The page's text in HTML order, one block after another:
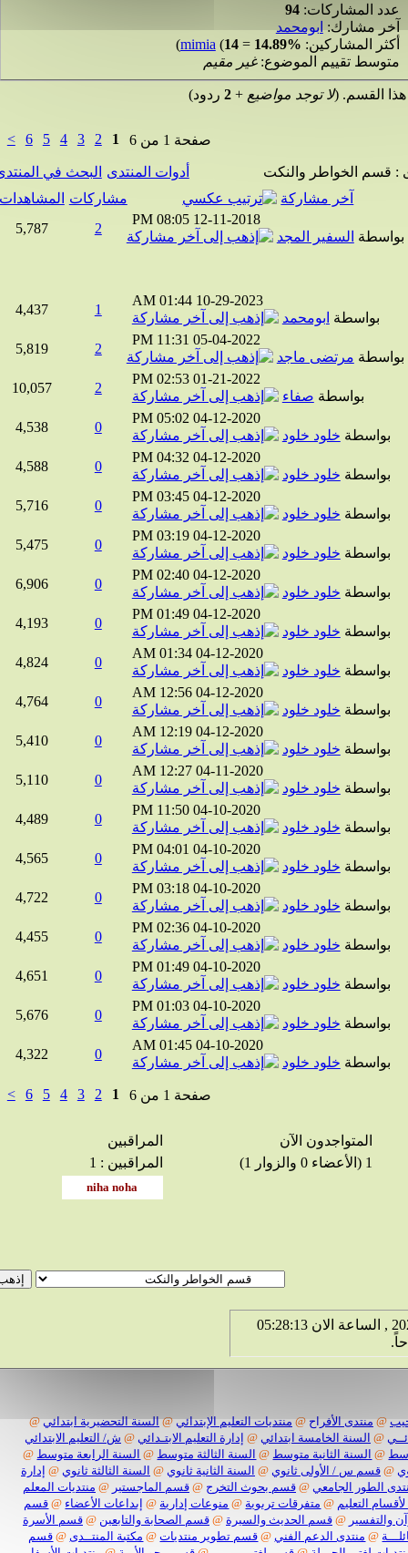
المشاركات:94
مشارك:ابومحمد
المشاركين:
mimia( 14=14.89%
)
تقييم الموضوع:غير مقيم
(لا توجد مواضيع+
2ردود)
صفحة 1 من 6 1
2
3
4
5
6
>
الخواطر والنكت أدوات المنتدى البحث في المنتدى
آخر مشاركة
مشاركات المشاهدات
12-11-2018
08:05 PM
السفير المجد
5,787
10-29-2023
01:44 AM
بواسطةابومحمد
4,437
05-04-2022
11:31 PM
مرتضى ماجد
5,819
01-21-2022
02:53 PM
بواسطةصفاء
10,057
04-12-2020
05:02 PM
بواسطةخلود خلود
4,538
04-12-2020
04:32 PM
بواسطةخلود خلود
4,588
04-12-2020
03:45 PM
بواسطةخلود خلود
5,716
04-12-2020
03:19 PM
بواسطةخلود خلود
5,475
04-12-2020
02:40 PM
بواسطةخلود خلود
6,906
04-12-2020
01:49 PM
بواسطةخلود خلود
4,193
04-12-2020
01:34 AM
بواسطةخلود خلود
4,824
04-12-2020
12:56 AM
بواسطةخلود خلود
4,764
04-12-2020
12:19 AM
بواسطةخلود خلود
5,410
04-11-2020
12:27 AM
بواسطةخلود خلود
5,110
04-10-2020
11:50 PM
بواسطةخلود خلود
4,489
04-10-2020
04:01 PM
بواسطةخلود خلود
4,565
04-10-2020
03:18 PM
بواسطةخلود خلود
4,722
04-10-2020
02:36 PM
بواسطةخلود خلود
4,455
04-10-2020
01:49 PM
بواسطةخلود خلود
4,651
04-10-2020
01:03 PM
بواسطةخلود خلود
5,676
04-10-2020
01:45 AM
بواسطةخلود خلود
4,322
صفحة 1 من 6 1
2
3
4
5
6
>
المتواجدون الآن
المراقبين
المراقبين : 1
الخميس 6 من اغسطس 2026 , الساعة الان 05:28:14
@منتدى الأفراح @منتديات التعليم الإبتدائي @السنة التحضيرية ابتدائي @
@السنة الخامسة ابتدائي @إدارة التعليم الابتـدائي @ش/ التعليم الابتدائي
@السنة الثانية متوسط @السنة الثالثة متوسط @السنة الرابعة متوسط @
قسم س / الأولى ثانوي @السنة الثانية ثانوي @السنة الثالثة ثانوي @إدارة
الطور الجامعي @قسم بحوث التخرج @قسم الماجستير @ منتديات المعلم
التعليم @متفرقات تربوية @منوعات إدارية @إبداعات الأعضاء @قسم
@ قسم الحديث والسيرة @قسم الصحابة والتابعين @قسم الأسرة
@منتدى الدعم الفني @قسم تطوير منتديات @مكتبة المنتــدى @قسم